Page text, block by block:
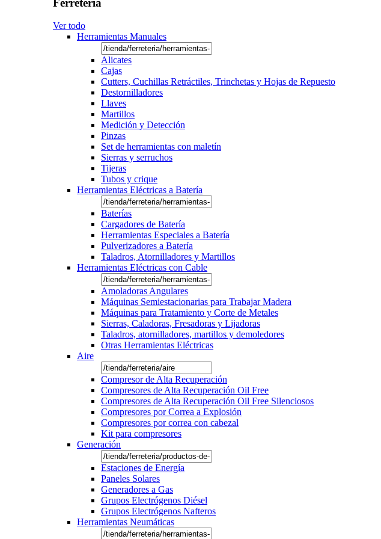
Ferretería
Ver todo
Herramientas Manuales
Alicates
Cajas
Cutters, Cuchillas Retráctiles, Trinchetas y Hojas de Repuesto
Destornilladores
Llaves
Martillos
Medición y Detección
Pinzas
Set de herramientas con maletín
Sierras y serruchos
Tijeras
Tubos y crique
Herramientas Eléctricas a Batería
Baterías
Cargadores de Batería
Herramientas Especiales a Batería
Pulverizadores a Batería
Taladros, Atornilladores y Martillos
Herramientas Eléctricas con Cable
Amoladoras Angulares
Máquinas Semiestacionarias para Trabajar Madera
Máquinas para Tratamiento y Corte de Metales
Sierras, Caladoras, Fresadoras y Lijadoras
Taladros, atornilladores, martillos y demoledores
Otras Herramientas Eléctricas
Aire
Compresor de Alta Recuperación
Compresores de Alta Recuperación Oil Free
Compresores de Alta Recuperación Oil Free Silenciosos
Compresores por Correa a Explosión
Compresores por correa con cabezal
Kit para compresores
Generación
Estaciones de Energía
Paneles Solares
Generadores a Gas
Grupos Electrógenos Diésel
Grupos Electrógenos Nafteros
Herramientas Neumáticas